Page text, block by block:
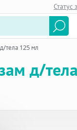
Статус
тела 125 мл
д/